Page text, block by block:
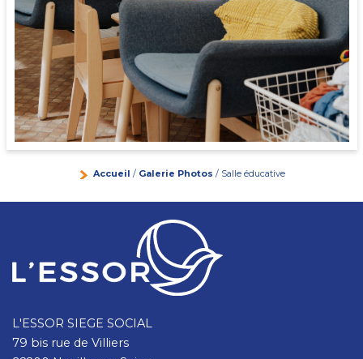
Accueil / Galerie Photos / Salle éducative
L'ESSOR SIEGE SOCIAL
79 bis rue de Villiers